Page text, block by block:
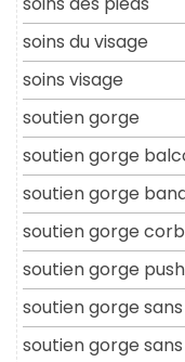
soins du visage
soins visage
soutien gorge
soutien gorge
soutien gorge
soutien gorge
soutien gorge
soutien gorge
soutien gorge